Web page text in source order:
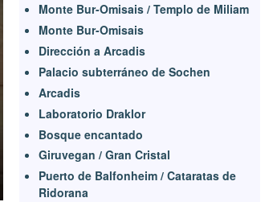
Monte Bur-Omisais / Templo de Miliam
Monte Bur-Omisais
Dirección a Arcadis
Palacio subterráneo de Sochen
Arcadis
Laboratorio Draklor
Bosque encantado
Giruvegan / Gran Cristal
Puerto de Balfonheim / Cataratas de
Ridorana